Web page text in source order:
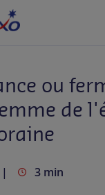
ou
de
3 min